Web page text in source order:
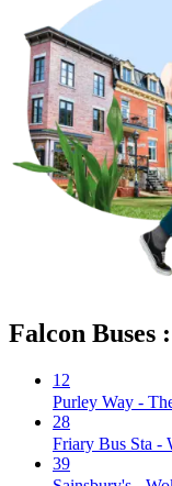
Falcon Buses
12
Purley Way -
28
Friary Bus Sta -
39